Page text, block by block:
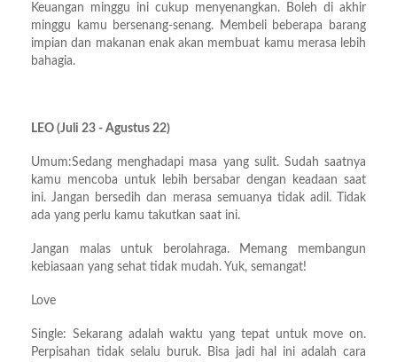
Keuangan minggu ini cukup menyenangkan. Boleh di akhir
minggu kamu bersenang-senang. Membeli beberapa barang
impian dan makanan enak akan membuat kamu merasa lebih
bahagia.
LEO (Juli 23 - Agustus 22)
Umum:Sedang menghadapi masa yang sulit. Sudah saatnya
kamu mencoba untuk lebih bersabar dengan keadaan saat
ini. Jangan bersedih dan merasa semuanya tidak adil. Tidak
ada yang perlu kamu takutkan saat ini.
Jangan malas untuk berolahraga. Memang membangun
kebiasaan yang sehat tidak mudah. Yuk, semangat!
Love
Single: Sekarang adalah waktu yang tepat untuk move on.
Perpisahan tidak selalu buruk. Bisa jadi hal ini adalah cara